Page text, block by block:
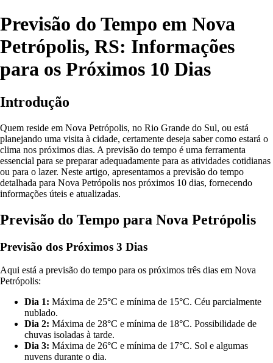
Previsão do Tempo em Nova
Petrópolis, RS: Informações
para os Próximos 10 Dias
Introdução
Quem reside em Nova Petrópolis, no Rio Grande do Sul, ou está
planejando uma visita à cidade, certamente deseja saber como estará o
clima nos próximos dias. A previsão do tempo é uma ferramenta
essencial para se preparar adequadamente para as atividades cotidianas
ou para o lazer. Neste artigo, apresentamos a previsão do tempo
detalhada para Nova Petrópolis nos próximos 10 dias, fornecendo
informações úteis e atualizadas.
Previsão do Tempo para Nova Petrópolis
Previsão dos Próximos 3 Dias
Aqui está a previsão do tempo para os próximos três dias em Nova
Petrópolis:
Dia 1: Máxima de 25°C e mínima de 15°C. Céu parcialmente
nublado.
Dia 2: Máxima de 28°C e mínima de 18°C. Possibilidade de
chuvas isoladas à tarde.
Dia 3: Máxima de 26°C e mínima de 17°C. Sol e algumas
nuvens durante o dia.